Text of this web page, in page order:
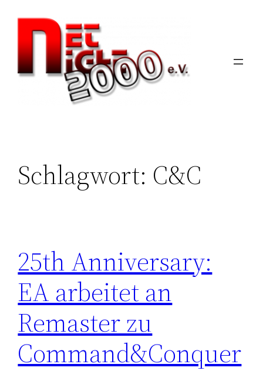
Inhalt
springen
Schlagwort: C&C
25th Anniversary:
EA arbeitet an
Remaster zu
Command&Conquer